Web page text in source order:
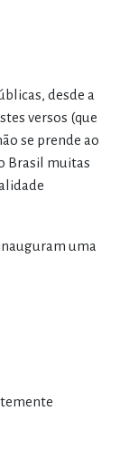
desde a
versos (que
se prende ao
Brasil muitas
uma